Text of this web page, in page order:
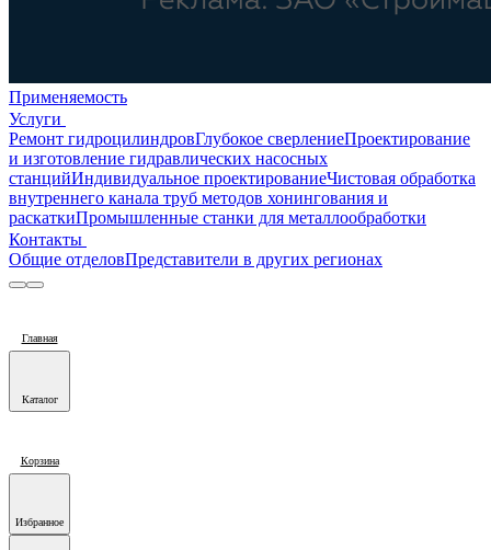
Применяемость
Услуги
Ремонт гидроцилиндровГлубокое сверлениеПроектирование
и изготовление гидравлических насосных
станцийИндивидуальное проектированиеЧистовая обработка
внутреннего канала труб методов хонингования и
раскаткиПромышленные станки для металлообработки
Контакты
Общие отделовПредставители в других регионах
Главная
Каталог
Корзина
Избранное